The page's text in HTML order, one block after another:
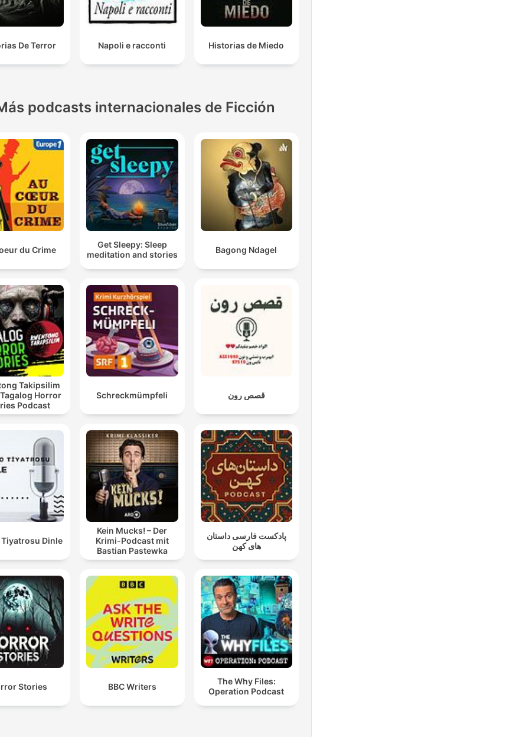
De Terror Napoli e racconti Historias de Miedo
podcasts internacionales de Ficción
du Crime
Get Sleepy: Sleep
meditation and stories
Bagong Ndagel
Takipsilim
Horror
Podcast
Schreckmümpfeli قصص رون
Tiyatrosu Dinle
Kein Mucks! – Der
Krimi-Podcast mit
Bastian Pastewka
پادکست فارسی داستان
های کهن
Stories BBC Writers
The Why Files:
Operation Podcast